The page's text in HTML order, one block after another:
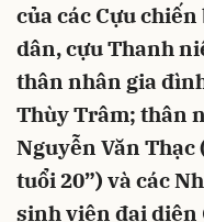
của các Cựu
dân, cựu Thanh
thân nhân gia
Thùy Trâm; thân
Nguyễn Văn Thạc
tuổi 20”) và các
sinh viên đại diện